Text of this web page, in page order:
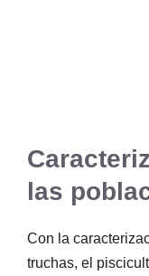
las
Con la
truchas, el